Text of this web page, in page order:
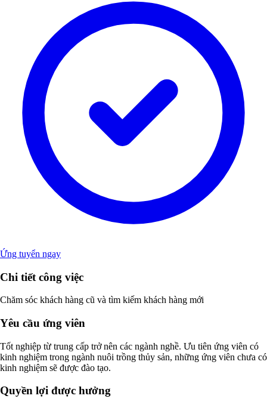
Ứng tuyển ngay
Chi tiết công việc
Chăm sóc khách hàng cũ và tìm kiếm khách hàng mới
Yêu cầu ứng viên
Tốt nghiệp từ trung cấp trở nên các ngành nghề. Ưu tiên ứng viên có
kinh nghiệm trong ngành nuôi trồng thủy sản, những ứng viên chưa có
kinh nghiệm sẽ được đào tạo.
Quyền lợi được hưởng